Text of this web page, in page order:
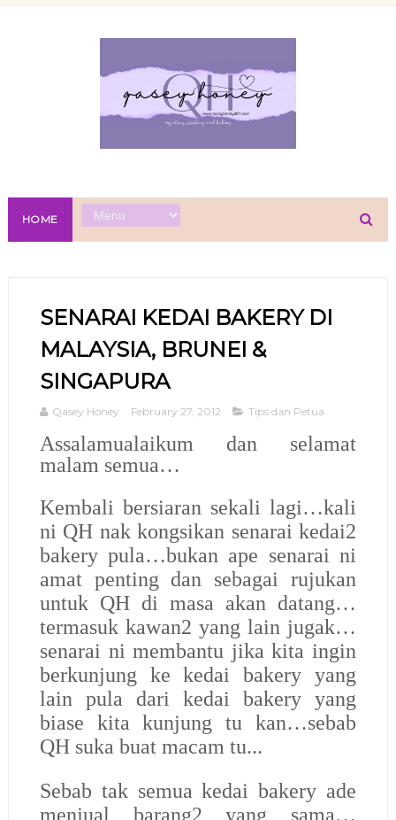
HOME
SENARAI KEDAI BAKERY DI
MALAYSIA, BRUNEI &
SINGAPURA
Qasey Honey February 27, 2012 Tips dan Petua
Assalamualaikum dan selamat
malam semua…
Kembali bersiaran sekali lagi…kali
ni QH nak kongsikan senarai kedai2
bakery pula…bukan ape senarai ni
amat penting dan sebagai rujukan
untuk QH di masa akan datang…
termasuk kawan2 yang lain jugak…
senarai ni membantu jika kita ingin
berkunjung ke kedai bakery yang
lain pula dari kedai bakery yang
biase kita kunjung tu kan…sebab
QH suka buat macam tu...
Sebab tak semua kedai bakery ade
menjual barang2 yang sama…